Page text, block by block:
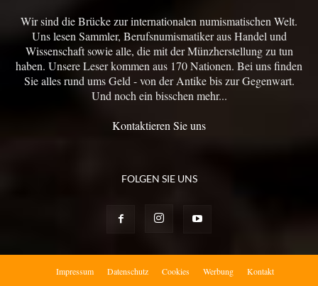
Wir sind die Brücke zur internationalen numismatischen Welt.
Uns lesen Sammler, Berufsnumismatiker aus Handel und
Wissenschaft sowie alle, die mit der Münzherstellung zu tun
haben. Unsere Leser kommen aus 170 Nationen. Bei uns finden
Sie alles rund ums Geld - von der Antike bis zur Gegenwart.
Und noch ein bisschen mehr...
Kontaktieren Sie uns
FOLGEN SIE UNS
Impressum Datenschutz Cookies Werbung Kontakt